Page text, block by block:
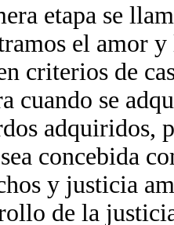
etapa se
el amor
criterios de
cuando se
adquiridos,
concebida
y justicia
de la